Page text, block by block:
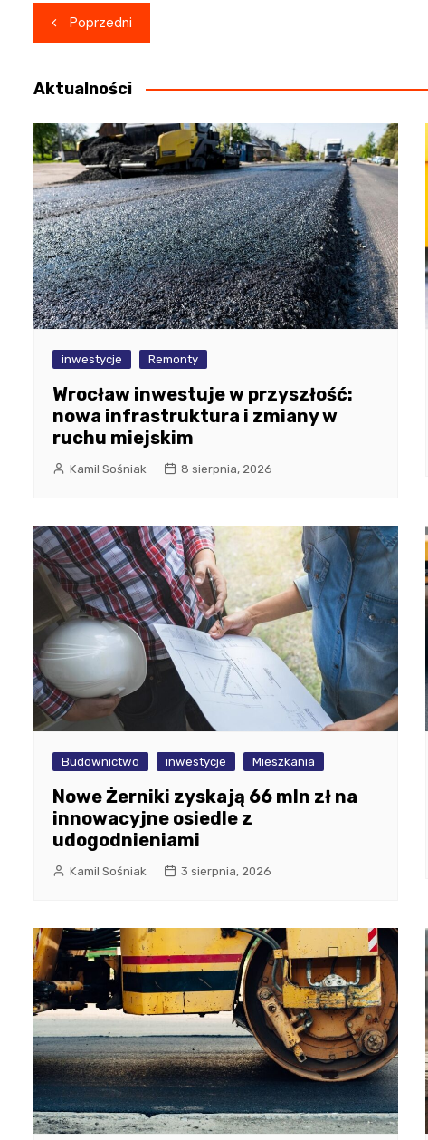
Nawigacja
wpisu
Poprzedni
Aktualności
inwestycje Remonty
Wrocław inwestuje w przyszłość:
nowa infrastruktura i zmiany w
ruchu miejskim
Kamil Sośniak 8 sierpnia, 2026
Budownictwo inwestycje Mieszkania
Nowe Żerniki zyskają 66 mln zł na
innowacyjne osiedle z
udogodnieniami
Kamil Sośniak 3 sierpnia, 2026